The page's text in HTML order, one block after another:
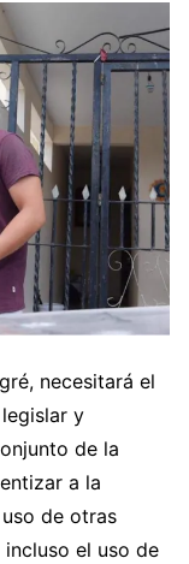
necesitará el
y
de la
a la
de otras
el uso de